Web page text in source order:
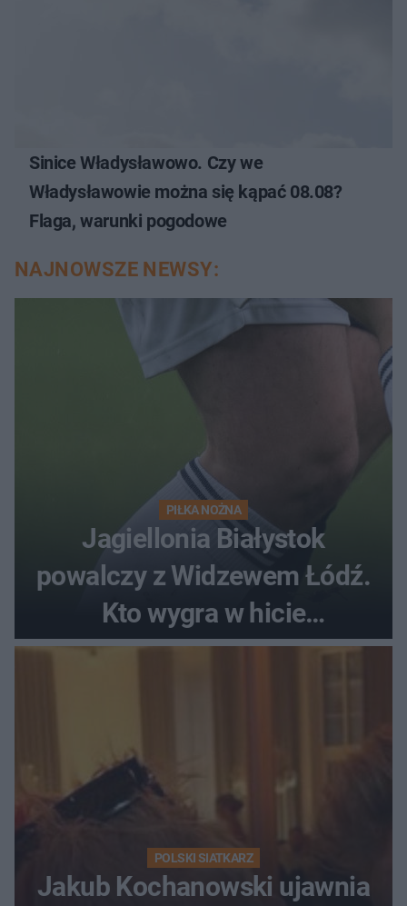
Sinice Władysławowo. Czy we
Władysławowie można się kąpać 08.08?
Flaga, warunki pogodowe
NAJNOWSZE NEWSY:
PIŁKA NOŻNA
Jagiellonia Białystok
powalczy z Widzewem Łódź.
Kto wygra w hicie
Ekstraklasy?
POLSKI SIATKARZ
Jakub Kochanowski ujawnia